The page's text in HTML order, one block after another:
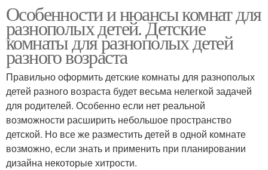
Особенности и нюансы комнат для
разнополых детей. Детские
комнаты для разнополых детей
разного возраста
Правильно оформить детские комнаты для разнополых
детей разного возраста будет весьма нелегкой задачей
для родителей. Особенно если нет реальной
возможности расширить небольшое пространство
детской. Но все же разместить детей в одной комнате
возможно, если знать и применить при планировании
дизайна некоторые хитрости.